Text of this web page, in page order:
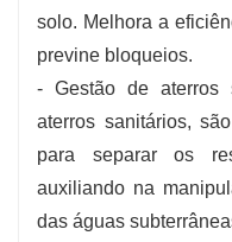
solo. Melhora a
previne bloqueios.
- Gestão de aterros
aterros sanitários,
para separar os
auxiliando na
das águas